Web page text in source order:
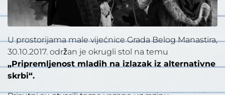
U prostorijama male vijećnice Grada Belog Manastira,
30.10.2017. održan je okrugli stol na temu
„Pripremljenost mladih na izlazak iz alternativne
skrbi“.